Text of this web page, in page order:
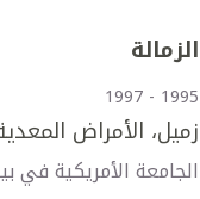
الزمالة
1995 - 1997
زميل، الأمراض
الجامعة الأمريكية في